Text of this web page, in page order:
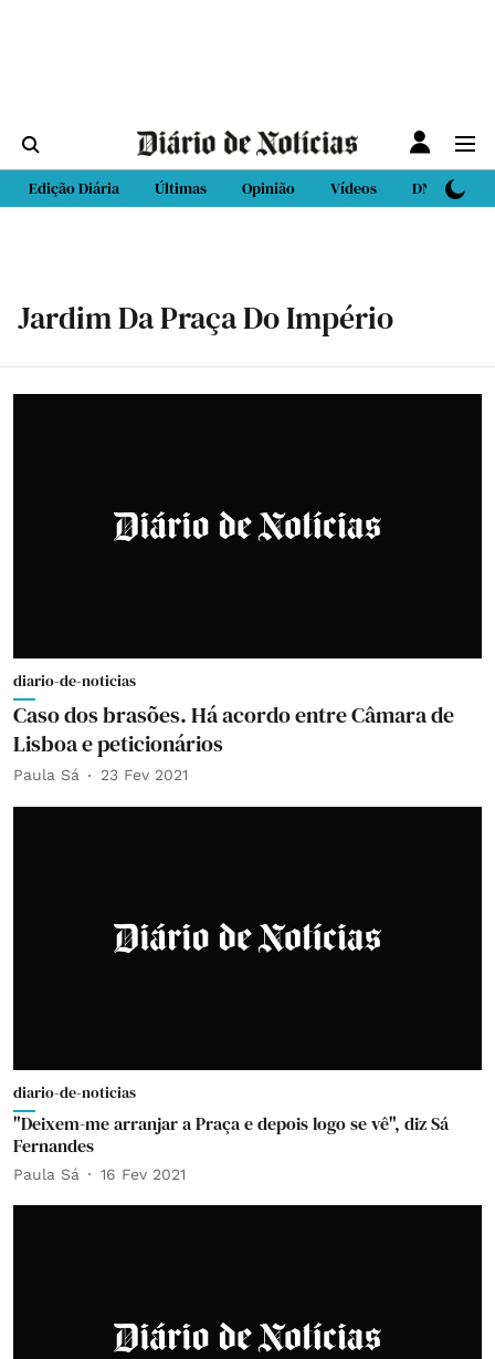
Edição Diária Últimas Opinião Vídeos DN Sport
Jardim Da Praça Do Império
diario-de-noticias
Caso dos brasões. Há acordo entre Câmara de
Lisboa e peticionários
Paula Sá 23 Fev 2021
diario-de-noticias
"Deixem-me arranjar a Praça e depois logo se vê", diz Sá
Fernandes
Paula Sá 16 Fev 2021